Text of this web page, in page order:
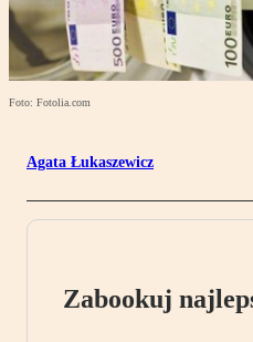
Foto: Fotolia.com
Agata Łukaszewicz
Zabookuj